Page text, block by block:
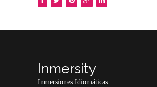
Inmersity
Inmersiones Idiomáticas